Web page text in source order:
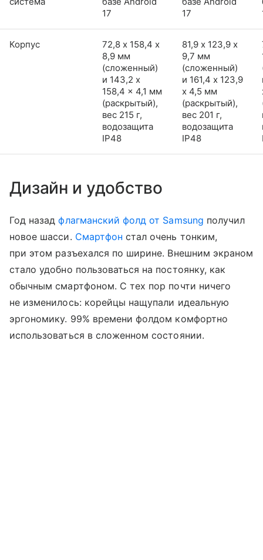
17
17
Корпус
72,8 х 158,4 х
8,9 мм
(сложенный)
и 143,2 x
158,4 x 4,1 мм
(раскрытый),
вес 215 г,
водозащита
IP48
81,9 х 123,9 х
9,7 мм
(сложенный)
и 161,4 x 123,9
x 4,5 мм
(раскрытый),
вес 201 г,
водозащита
IP48
Дизайн и удобство
Год назадфлагманский фолд от Samsung получил
новое шасси. Смартфон стал очень тонким,
при этом разъехался по ширине. Внешним экраном
стало удобно пользоваться на постоянку, как
обычным смартфоном. С тех пор почти ничего
не изменилось: корейцы нащупали идеальную
эргономику. 99% времени фолдом комфортно
использоваться в сложенном состоянии.